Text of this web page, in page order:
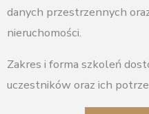
danych przestrzennych
nieruchomości.
Zakres i forma szkoleń
uczestników oraz ich